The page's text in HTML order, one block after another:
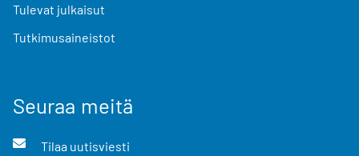
Tulevat julkaisut
Tutkimusaineistot
Seuraa meitä
Tilaa uutisviesti